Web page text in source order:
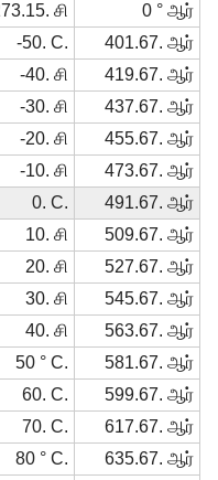
சி
0 ° ஆர்
-50. C.
401.67. ஆர்
-40. சி
419.67. ஆர்
-30. சி
437.67. ஆர்
-20. சி
455.67. ஆர்
-10. சி
473.67. ஆர்
0. C.
491.67. ஆர்
10. சி
509.67. ஆர்
20. சி
527.67. ஆர்
30. சி
545.67. ஆர்
40. சி
563.67. ஆர்
50 ° C.
581.67. ஆர்
60. C.
599.67. ஆர்
70. C.
617.67. ஆர்
80 ° C.
635.67. ஆர்